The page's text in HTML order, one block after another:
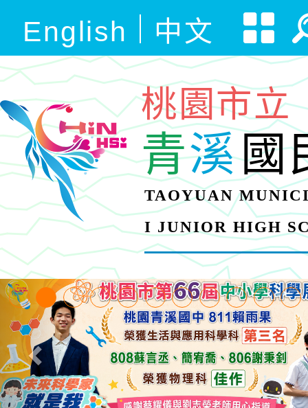
English 中文
桃園市立
青溪國
TAOYUAN
I JUNIOR HIGH
【甄選結果(第4招)】
學年度第1學期第9次代
【甄選結果(第12招)】